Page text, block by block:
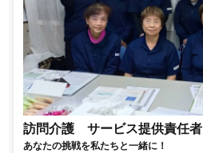
訪問介護 サービス提供責任者
あなたの挑戦を私たちと一緒に！